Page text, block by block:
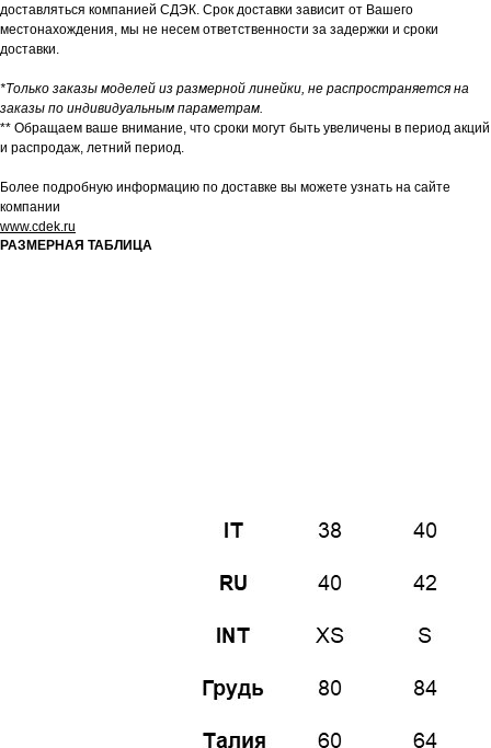
доставляться компанией СДЭК. Срок доставки зависит от Вашего
местонахождения, мы не несем ответственности за задержки и сроки
доставки.
*Только заказы моделей из размерной линейки, не распространяется на
заказы по индивидуальным параметрам.
** Обращаем ваше внимание, что сроки могут быть увеличены в период акций
и распродаж, летний период.
Более подробную информацию по доставке вы можете узнать на сайте
компании
www.cdek.ru
РАЗМЕРНАЯ ТАБЛИЦА